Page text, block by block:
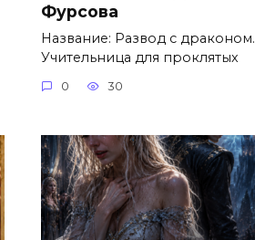
Фурсова
Название: Развод с драконом.
Учительница для проклятых
0 30